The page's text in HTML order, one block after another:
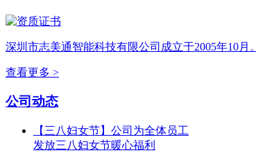
深圳市志美通智能科技有限公司成立于2005年10月。
查看更多 >
公司动态
【三八妇女节】公司为全体员工
发放三八妇女节暖心福利